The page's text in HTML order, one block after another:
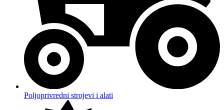
Poljoprivredni strojevi i alati